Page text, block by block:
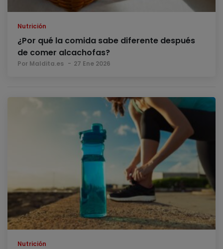
Nutrición
¿Por qué la comida sabe diferente después
de comer alcachofas?
Por Maldita.es 27 Ene 2026
Nutrición